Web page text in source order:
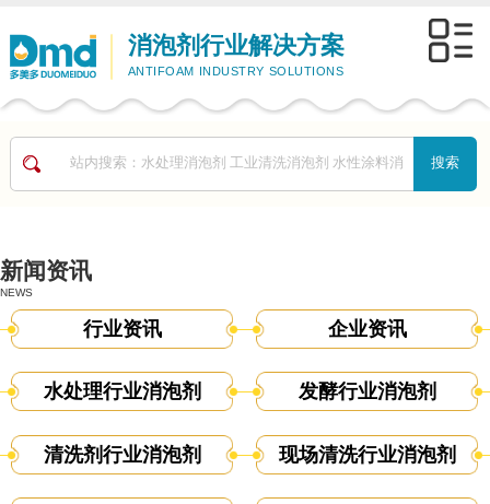
消泡剂行业解决方案
ANTIFOAM INDUSTRY SOLUTIONS
新闻资讯
NEWS
行业资讯 企业资讯
水处理行业消泡剂 发酵行业消泡剂
清洗剂行业消泡剂 现场清洗行业消泡剂